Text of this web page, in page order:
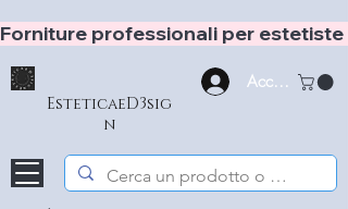
Forniture professionali per
EsteticaeD3sig
n
Accedi